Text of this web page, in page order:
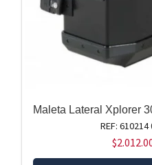
Maleta Lateral Xplorer
REF: 610214
$